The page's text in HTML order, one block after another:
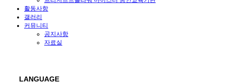
활동사항
갤러리
커뮤니티
공지사항
자료실
LANGUAGE